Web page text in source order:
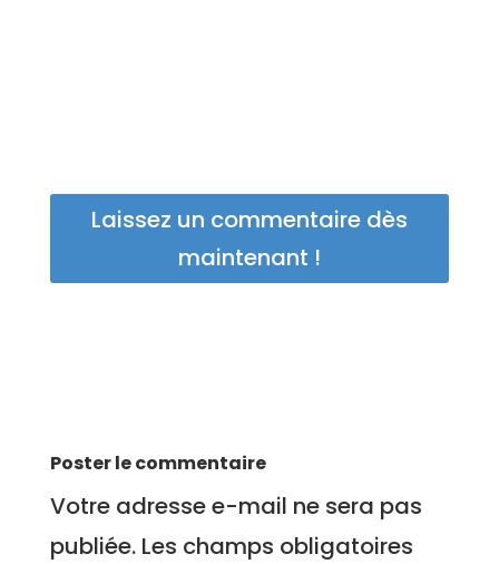
Laissez un commentaire dès
maintenant !
Poster le commentaire
Votre adresse e-mail ne sera pas
publiée. Les champs obligatoires